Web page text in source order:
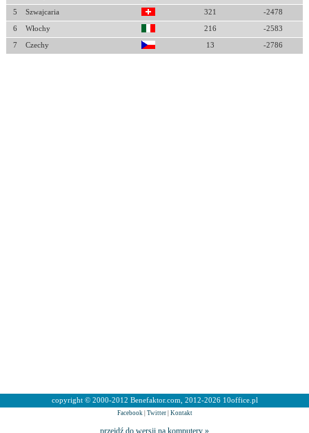
5 Szwajcaria 321 -2478
6 Włochy 216 -2583
7 Czechy 13 -2786
copyright © 2000-2012 Benefaktor.com, 2012-2026 10office.pl
Facebook| Twitter| Kontakt
przejdź do wersji na komputery »